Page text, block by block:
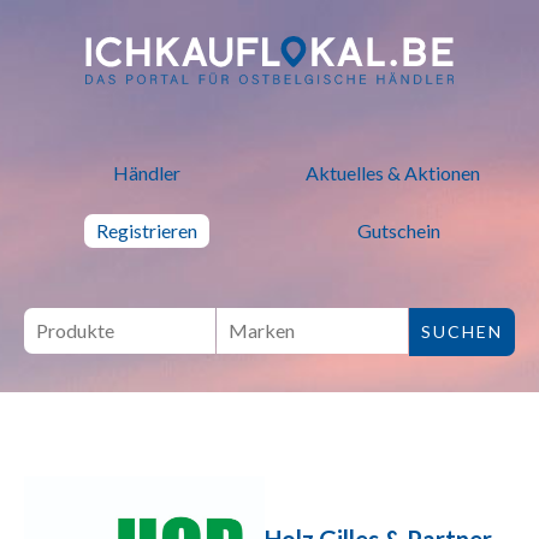
ich kauf lokal - Bei lokalen
Händler Aktuelles & Aktionen
Registrieren Gutschein